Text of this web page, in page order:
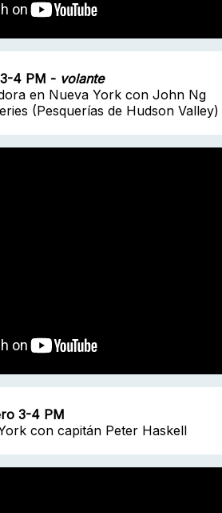
4 PM - volante
en Nueva York con John Ng
(Pesquerías de Hudson Valley)
3-4 PM
con capitán Peter Haskell